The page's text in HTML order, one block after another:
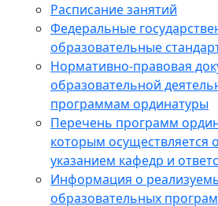
Расписание занятий
Федеральные
образовательные
Нормативно-правовая
образовательной
программам ординатуры
Перечень программ
которым осуществляется
указанием кафедр и
Информация о
образовательных